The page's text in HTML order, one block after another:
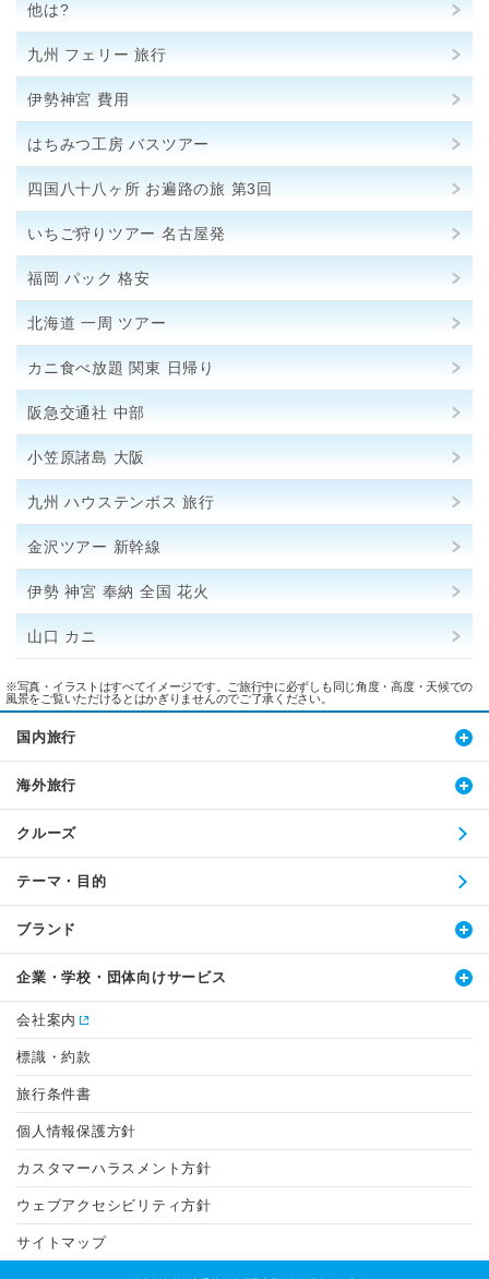
他は?
九州 フェリー 旅行
伊勢神宮 費用
はちみつ工房 バスツアー
四国八十八ヶ所 お遍路の旅 第3回
いちご狩りツアー 名古屋発
福岡 パック 格安
北海道 一周 ツアー
カニ食べ放題 関東 日帰り
阪急交通社 中部
小笠原諸島 大阪
九州 ハウステンボス 旅行
金沢ツアー 新幹線
伊勢 神宮 奉納 全国 花火
山口 カニ
※写真・イラストはすべてイメージです。ご旅行中に必ずしも同じ角度・高度・天候での
風景をご覧いただけるとはかぎりませんのでご了承ください。
国内旅行
海外旅行
クルーズ
テーマ・目的
ブランド
企業・学校・団体向けサービス
会社案内
標識・約款
旅行条件書
個人情報保護方針
カスタマーハラスメント方針
ウェブアクセシビリティ方針
サイトマップ